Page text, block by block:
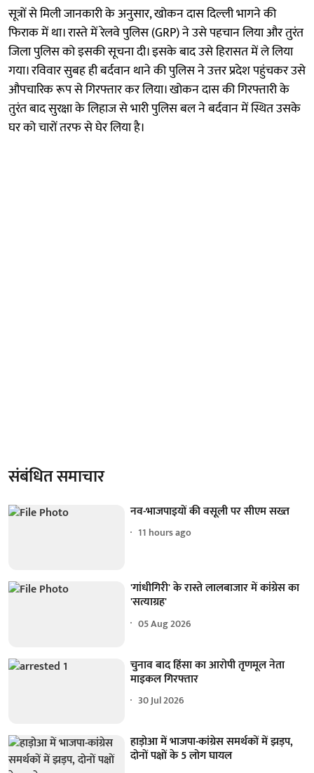
सूत्रों से मिली जानकारी के अनुसार, खोकन दास दिल्ली भागने की
फिराक में था। रास्ते में रेलवे पुलिस (GRP) ने उसे पहचान लिया और तुरंत
जिला पुलिस को इसकी सूचना दी। इसके बाद उसे हिरासत में ले लिया
गया। रविवार सुबह ही बर्दवान थाने की पुलिस ने उत्तर प्रदेश पहुंचकर उसे
औपचारिक रूप से गिरफ्तार कर लिया। खोकन दास की गिरफ्तारी के
तुरंत बाद सुरक्षा के लिहाज से भारी पुलिस बल ने बर्दवान में स्थित उसके
घर को चारों तरफ से घेर लिया है।
संबंधित समाचार
नव-भाजपाइयों की वसूली पर सीएम सख्त
11 hours ago
'गांधीगिरी' के रास्ते लालबाजार में कांग्रेस का
'सत्याग्रह'
05 Aug 2026
चुनाव बाद हिंसा का आरोपी तृणमूल नेता
माइकल गिरफ्तार
30 Jul 2026
हाड़ोआ में भाजपा-कांग्रेस समर्थकों में झड़प,
दोनों पक्षों के 5 लोग घायल